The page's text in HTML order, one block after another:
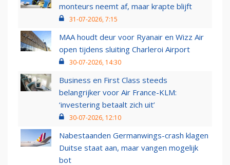
monteurs neemt af, maar krapte blijft
31-07-2026, 7:15
MAA houdt deur voor Ryanair en Wizz Air
open tijdens sluiting Charleroi Airport
30-07-2026, 14:30
Business en First Class steeds
belangrijker voor Air France-KLM:
‘investering betaalt zich uit’
30-07-2026, 12:10
Nabestaanden Germanwings-crash klagen
Duitse staat aan, maar vangen mogelijk
bot